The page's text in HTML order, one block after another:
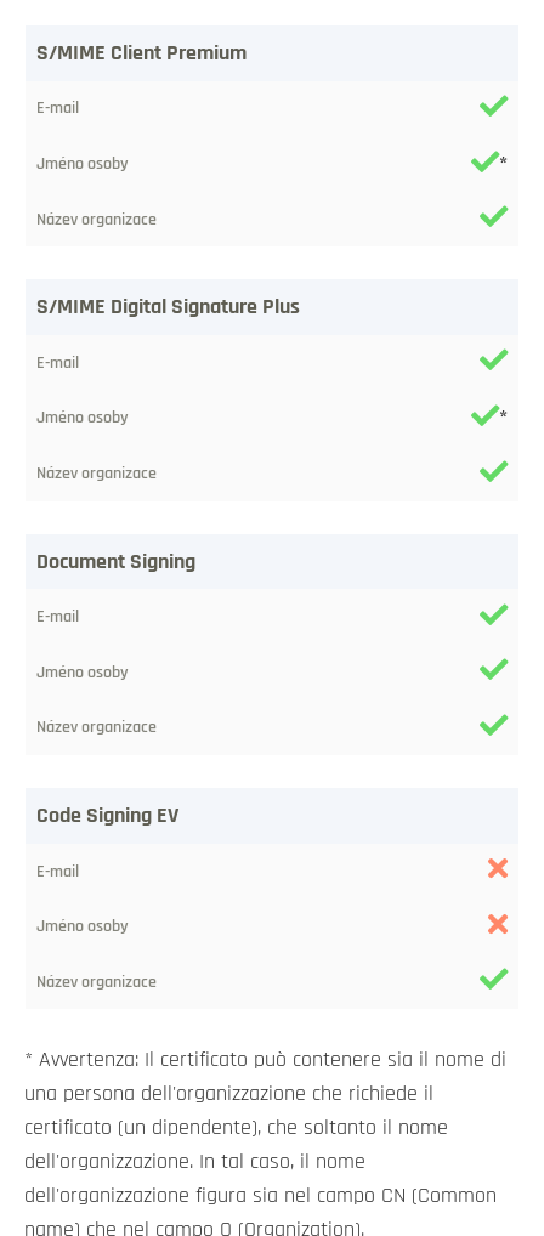
Certificato
contenuti
Indirizzo
Nome
persona
dell'organizzazione
S/MIME Client Premium
*
S/MIME Digital Signature Plus
*
Document Signing
Code Signing EV
* Avvertenza: Il certificato può contenere sia il nome di
una persona dell'organizzazione che richiede il
certificato (un dipendente), che soltanto il nome
dell'organizzazione. In tal caso, il nome
dell'organizzazione figura sia nel campo CN (Common
name) che nel campo O (Organization).